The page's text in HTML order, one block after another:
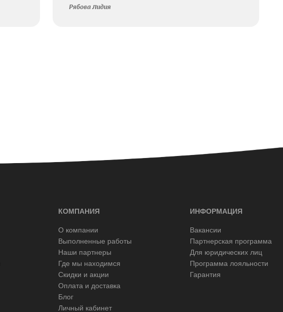
Рябова Лидия
КОМПАНИЯ
О компании
Выполненные работы
Наши партнеры
Где мы находимся
Скидки и акции
Оплата и доставка
Блог
Личный кабинет
ИНФОРМАЦИЯ
Вакансии
Партнерская программа
Для юридических лиц
Программа лояльности
Гарантия